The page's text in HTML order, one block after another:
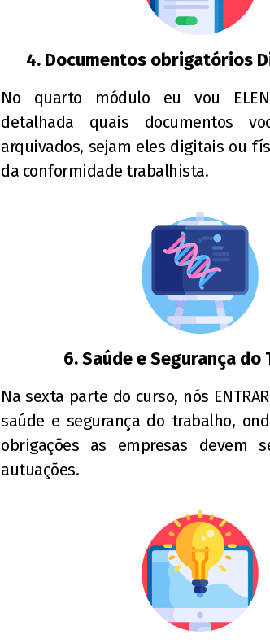
4. Documentos obrigatórios
No quarto módulo eu vou
detalhada quais documentos
arquivados, sejam eles digitais ou
da conformidade trabalhista.
6. Saúde e Segurança do
Na sexta parte do curso, nós
saúde e segurança do trabalho,
obrigações as empresas devem
autuações.